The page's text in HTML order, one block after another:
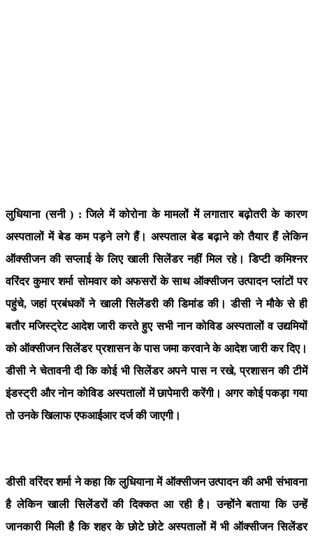
लुधियाना (सनी ) : जिले में कोरोना के मामलों में लगातार बढ़ोतरी के कारण
अस्पतालों में बेड कम पड़ने लगे हैं। अस्पताल बेड बढ़ाने को तैयार हैं लेकिन
ऑक्सीजन की सप्लाई के लिए खाली सिलेंडर नहीं मिल रहे। डिप्टी कमिश्नर
वरिंदर कुमार शर्मा सोमवार को अफसरों के साथ ऑक्सीजन उत्पादन प्लांटों पर
पहुंचे, जहां प्रबंधकों ने खाली सिलेंडरी की डिमांड की। डीसी ने मौके से ही
बतौर मजिस्ट्रेट आदेश जारी करते हुए सभी नान कोविड अस्पतालों व उद्यमियों
को ऑक्सीजन सिलेंडर प्रशासन के पास जमा करवाने के आदेश जारी कर दिए।
डीसी ने चेतावनी दी कि कोई भी सिलेंडर अपने पास न रखे, प्रशासन की टीमें
इंडस्ट्री और नोन काेविड अस्पतालों में छापेमारी करेंगी। अगर कोई पकड़ा गया
तो उनके खिलाफ एफआईआर दर्ज की जाएगी।
डीसी वरिंदर शर्मा ने कहा कि लुधियाना में ऑक्सीजन उत्पादन की अभी संभावना
है लेकिन खाली सिलेंडरों की दिक्कत आ रही है। उन्होंने बताया कि उन्हें
जानकारी मिली है कि शहर के छोटे छोटे अस्पतालों में भी ऑक्सीजन सिलेंडर